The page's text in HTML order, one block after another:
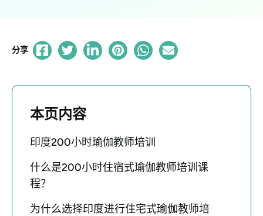
分享
本页内容
印度200小时瑜伽教师培训
什么是200小时住宿式瑜伽教师培训课
程？
为什么选择印度进行住宅式瑜伽教师培